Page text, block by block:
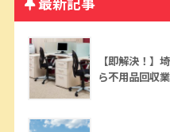
【即解決！】
ら不用品回収